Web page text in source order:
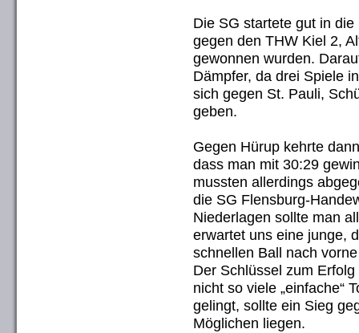
Die SG startete gut in
gegen den THW Kiel 2,
gewonnen wurden.
Dämpfer, da drei Spiele
sich gegen St. Pauli,
geben.
Gegen Hürup kehrte
dass man mit 30:29
mussten allerdings
die SG Flensburg-
Niederlagen sollte man
erwartet uns eine junge,
schnellen Ball nach
Der Schlüssel zum
nicht so viele „einfache“
gelingt, sollte ein Sieg
Möglichen liegen.